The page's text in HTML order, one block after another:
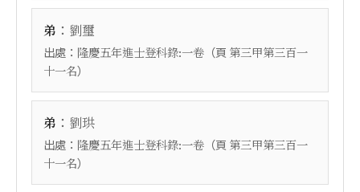
弟 ： 劉璽
出處： 隆慶五年進士登科錄:一卷 （頁 第三甲第三百一
十一名）
弟 ： 劉珙
出處： 隆慶五年進士登科錄:一卷 （頁 第三甲第三百一
十一名）